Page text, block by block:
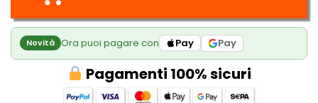
Novità Ora puoi pagare con Pay Pay
Pagamenti 100% sicuri